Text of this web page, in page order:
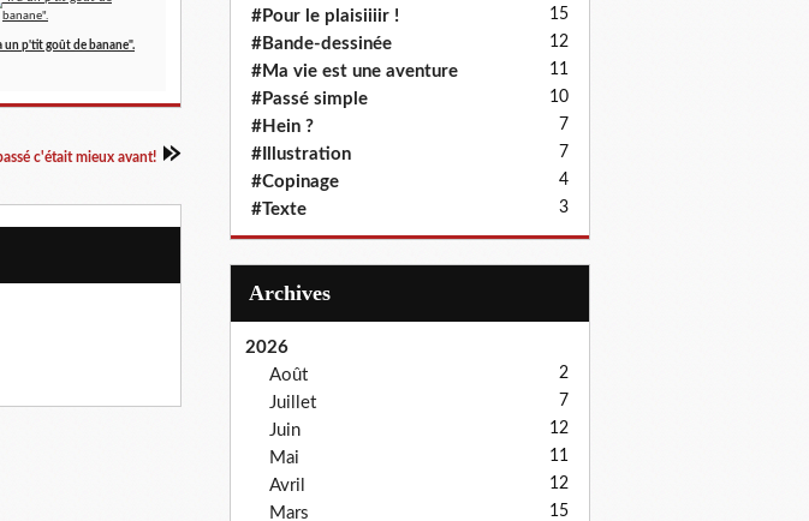
un p'tit goût de banane".
c'était mieux avant!
#Pour le plaisiiiir ! 15
#Bande-dessinée 12
#Ma vie est une aventure 11
#Passé simple 10
#Hein ? 7
#Illustration 7
#Copinage 4
#Texte 3
Archives
2026
Août
2
Juillet 7
Juin 12
Mai 11
Avril 12
Mars 15